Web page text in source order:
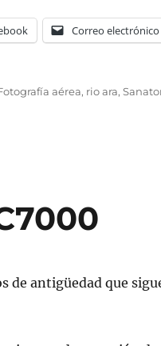
Correo electrónico
aérea, rio ara,
de antigüedad que